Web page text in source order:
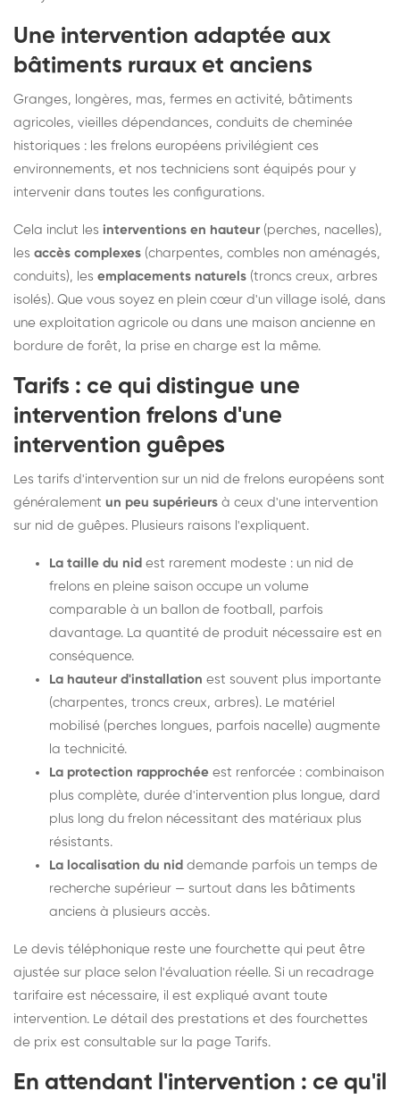
Une intervention adaptée aux
bâtiments ruraux et anciens
Granges, longères, mas, fermes en activité, bâtiments
agricoles, vieilles dépendances, conduits de cheminée
historiques : les frelons européens privilégient ces
environnements, et nos techniciens sont équipés pour y
intervenir dans toutes les configurations.
Cela inclut les interventions en hauteur (perches, nacelles),
les accès complexes (charpentes, combles non aménagés,
conduits), les emplacements naturels (troncs creux, arbres
isolés). Que vous soyez en plein cœur d'un village isolé, dans
une exploitation agricole ou dans une maison ancienne en
bordure de forêt, la prise en charge est la même.
Tarifs : ce qui distingue une
intervention frelons d'une
intervention guêpes
Les tarifs d'intervention sur un nid de frelons européens sont
généralement un peu supérieurs à ceux d'une intervention
sur nid de guêpes. Plusieurs raisons l'expliquent.
La taille du nid est rarement modeste : un nid de
frelons en pleine saison occupe un volume
comparable à un ballon de football, parfois
davantage. La quantité de produit nécessaire est en
conséquence.
La hauteur d'installation est souvent plus importante
(charpentes, troncs creux, arbres). Le matériel
mobilisé (perches longues, parfois nacelle) augmente
la technicité.
La protection rapprochée est renforcée : combinaison
plus complète, durée d'intervention plus longue, dard
plus long du frelon nécessitant des matériaux plus
résistants.
La localisation du nid demande parfois un temps de
recherche supérieur — surtout dans les bâtiments
anciens à plusieurs accès.
Le devis téléphonique reste une fourchette qui peut être
ajustée sur place selon l'évaluation réelle. Si un recadrage
tarifaire est nécessaire, il est expliqué avant toute
intervention. Le détail des prestations et des fourchettes
de prix est consultable sur la page Tarifs.
En attendant l'intervention : ce qu'il